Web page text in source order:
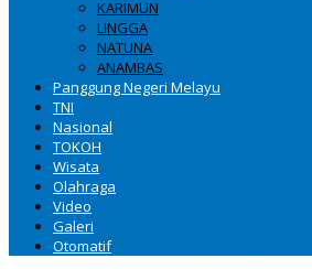
KARIMUN
LINGGA
NATUNA
ANAMBAS
Panggung Negeri Melayu
TNI
Nasional
TOKOH
Wisata
Olahraga
Video
Galeri
Otomatif